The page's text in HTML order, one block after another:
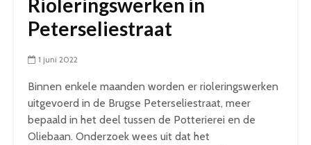
Rioleringswerken in
Peterseliestraat
1 juni 2022
Binnen enkele maanden worden er rioleringswerken
uitgevoerd in de Brugse Peterseliestraat, meer
bepaald in het deel tussen de Potterierei en de
Oliebaan. Onderzoek wees uit dat het